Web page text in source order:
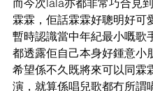
而今次lala亦都非常巧合見
霖霖，佢話霖霖好聰明好可
暫時認識當中年紀最小嘅歌
都透露佢自己本身好鍾意小
希望係不久既將來可以同霖
演，就算係唱兒歌都冇所謂